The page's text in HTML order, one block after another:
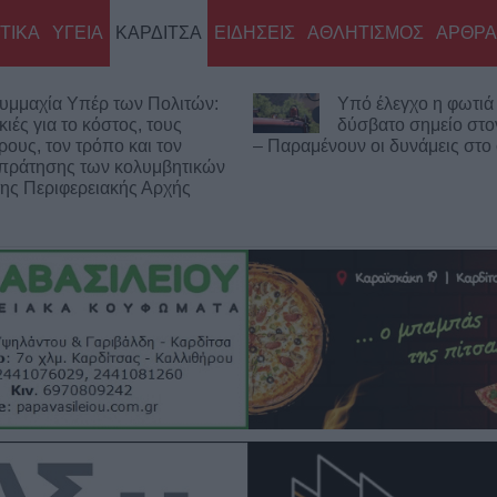
ΥΓΕΙΑ ΚΑΡΔΙΤΣΑ ΕΙΔΗΣΕΙΣ ΑΘΛΗΤΙΣΜΟΣ ΑΡΘΡΑ
Υπό έλεγχο η φωτιά σε
δύσβατο σημείο στον Όλυμπο
– Παραμένουν οι δυνάμεις στο σημείο
επιβάτες